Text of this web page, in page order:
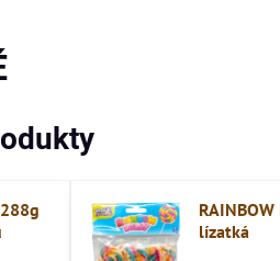
RAINBOW
lízatká